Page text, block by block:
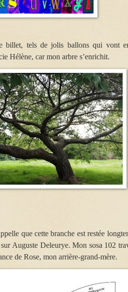
billet, tels de jolis ballons qui vont
Hélène, car mon arbre s’enrichit.
que cette branche est restée
Auguste Deleurye. Mon sosa 102
de Rose, mon arrière-grand-mère.